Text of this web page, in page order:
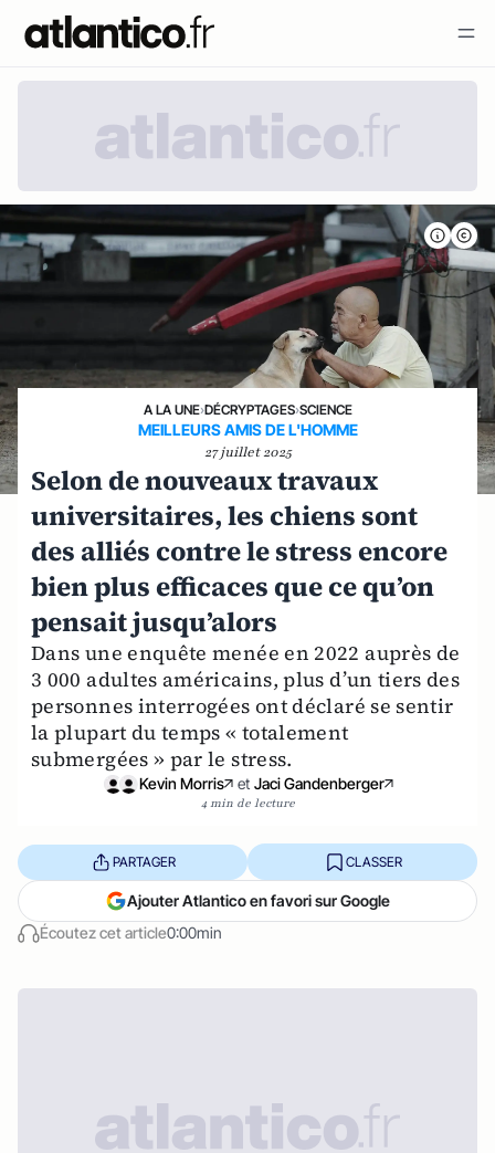
A LA UNE›DÉCRYPTAGES›SCIENCE
MEILLEURS AMIS DE L'HOMME
27 juillet 2025
Selon de nouveaux travaux
universitaires, les chiens sont
des alliés contre le stress encore
bien plus efficaces que ce qu’on
pensait jusqu’alors
Dans une enquête menée en 2022 auprès de
3 000 adultes américains, plus d’un tiers des
personnes interrogées ont déclaré se sentir
la plupart du temps « totalement
submergées » par le stress.
Kevin Morris et Jaci Gandenberger
4 min de lecture
Écoutez cet article0:00min
PARTAGER CLASSER
Ajouter Atlantico en favori sur Google